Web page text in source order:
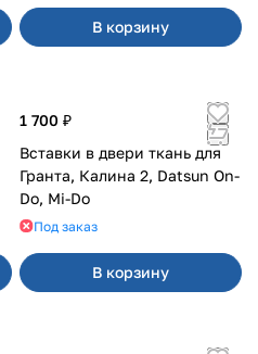
В корзину
1 700 ₽
Вставки в двери ткань для
Гранта, Калина 2, Datsun On-
Do, Mi-Do
Под заказ
В корзину